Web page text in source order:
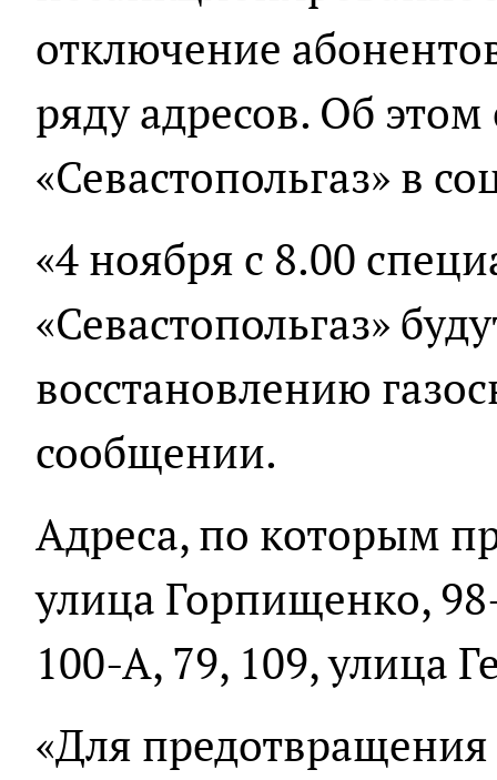
отключение
ряду адресов. Об
«Севастопольгаз» в
«4 ноября с 8.00
«Севастопольгаз»
восстановлению
сообщении.
Адреса, по которым
улица Горпищенко,
100-А, 79, 109, улица
«Для